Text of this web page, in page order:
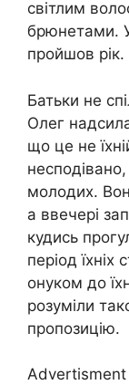
світлим
брюнетами.
пройшов рік.
Батьки не
Олег
що це не
молодих.
а ввечері
кудись
період їхніх
онуком до
розуміли
пропозицію.
Advertisment